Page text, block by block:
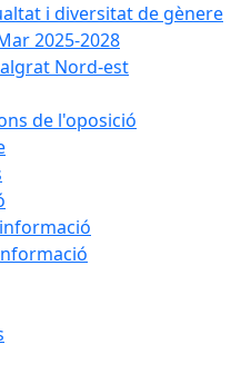
i diversitat de gènere
2025-2028
Nord-est
de l'oposició